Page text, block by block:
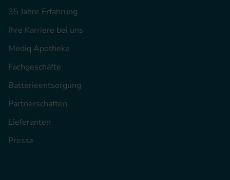
35 Jahre Erfahrung
Ihre Karriere bei uns
Mediq Apotheke
Fachgeschäfte
Batterieentsorgung
Partnerschaften
Lieferanten
Presse